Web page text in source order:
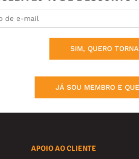
SIM, QUERO
JÁ SOU MEMBRO E
APOIO AO CLIENTE